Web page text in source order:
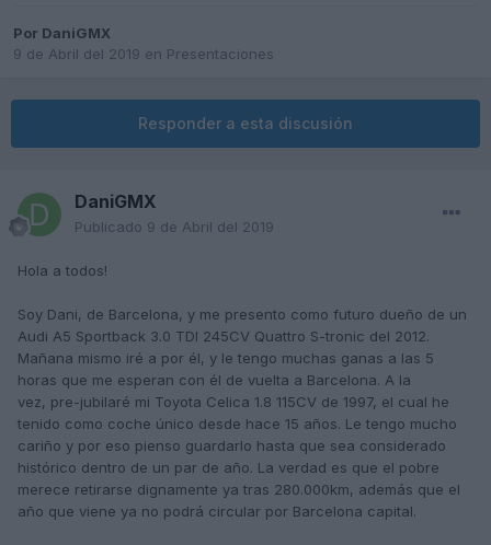
Por DaniGMX
9 de Abril del 2019 en Presentaciones
Responder a esta discusión
DaniGMX
Publicado 9 de Abril del 2019
Hola a todos!
Soy Dani, de Barcelona, y me presento como futuro dueño de un
Audi A5 Sportback 3.0 TDI 245CV Quattro S-tronic del 2012.
Mañana mismo iré a por él, y le tengo muchas ganas a las 5
horas que me esperan con él de vuelta a Barcelona. A la
vez, pre-jubilaré mi Toyota Celica 1.8 115CV de 1997, el cual he
tenido como coche único desde hace 15 años. Le tengo mucho
cariño y por eso pienso guardarlo hasta que sea considerado
histórico dentro de un par de año. La verdad es que el pobre
merece retirarse dignamente ya tras 280.000km, además que el
año que viene ya no podrá circular por Barcelona capital.